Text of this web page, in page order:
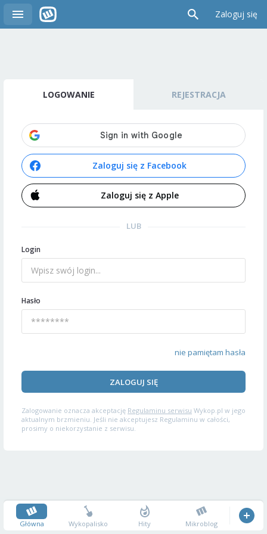
Zaloguj się
LOGOWANIE REJESTRACJA
Zaloguj się z Facebook
Zaloguj się z Apple
LUB
Login
Hasło
nie pamiętam hasła
ZALOGUJ SIĘ
Zalogowanie oznacza akceptację Regulaminu serwisu Wykop.pl w jego
aktualnym brzmieniu. Jeśli nie akceptujesz Regulaminu w całości,
prosimy o niekorzystanie z serwisu.
Główna Wykopalisko Hity Mikroblog